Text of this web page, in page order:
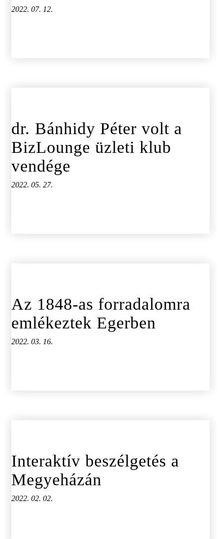
2022. 07. 12.
dr. Bánhidy Péter volt a
BizLounge üzleti klub
vendége
2022. 05. 27.
Az 1848-as forradalomra
emlékeztek Egerben
2022. 03. 16.
Interaktív beszélgetés a
Megyeházán
2022. 02. 02.